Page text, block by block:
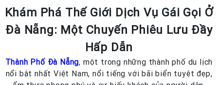
Khám Phá Thế Giới Dịch Vụ Gái Gọi Ở
Đà Nẵng: Một Chuyến Phiêu Lưu Đầy
Hấp Dẫn
Thành Phố Đà Nẵng, một trong những thành phố du lịch
nổi bật nhất Việt Nam, nổi tiếng với bãi biển tuyệt đẹp,